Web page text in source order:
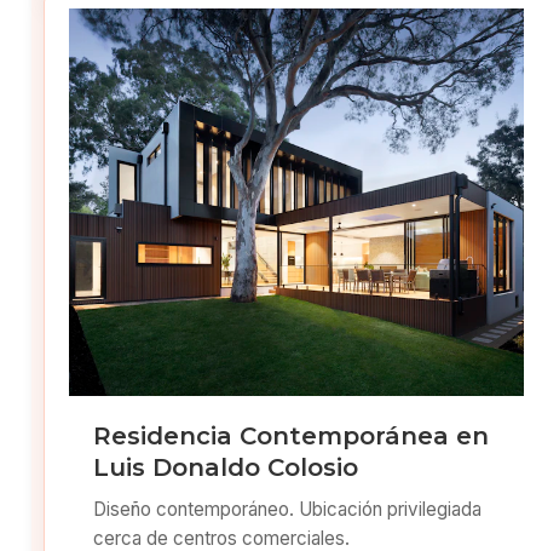
Residencia Contemporánea en
Luis Donaldo Colosio
Diseño contemporáneo. Ubicación privilegiada
cerca de centros comerciales.